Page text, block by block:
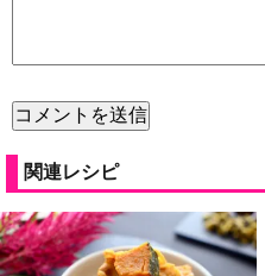
関連レシピ